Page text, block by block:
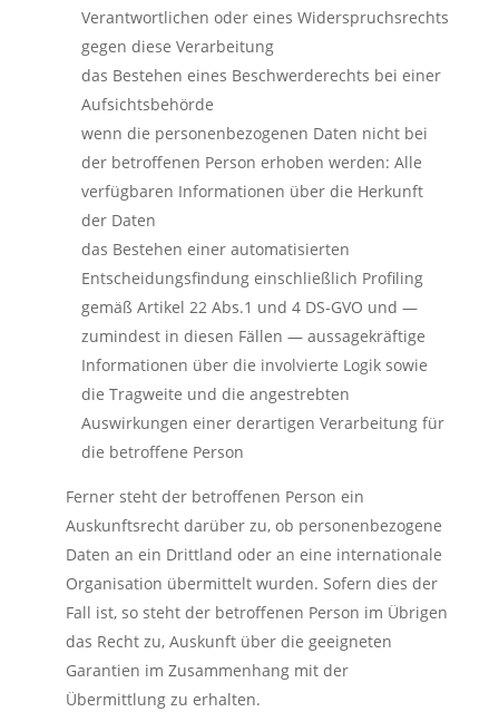
Verantwortlichen oder eines Widerspruchsrechts
gegen diese Verarbeitung
das Bestehen eines Beschwerderechts bei einer
Aufsichtsbehörde
wenn die personenbezogenen Daten nicht bei
der betroffenen Person erhoben werden: Alle
verfügbaren Informationen über die Herkunft
der Daten
das Bestehen einer automatisierten
Entscheidungsfindung einschließlich Profiling
gemäß Artikel 22 Abs.1 und 4 DS-GVO und —
zumindest in diesen Fällen — aussagekräftige
Informationen über die involvierte Logik sowie
die Tragweite und die angestrebten
Auswirkungen einer derartigen Verarbeitung für
die betroffene Person
Ferner steht der betroffenen Person ein
Auskunftsrecht darüber zu, ob personenbezogene
Daten an ein Drittland oder an eine internationale
Organisation übermittelt wurden. Sofern dies der
Fall ist, so steht der betroffenen Person im Übrigen
das Recht zu, Auskunft über die geeigneten
Garantien im Zusammenhang mit der
Übermittlung zu erhalten.